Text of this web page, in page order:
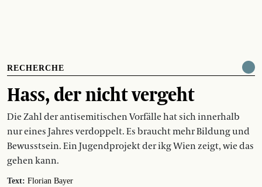
RECHERCHE
Hass, der nicht vergeht
Die Zahl der antisemitischen Vorfälle hat sich innerhalb
nur eines Jahres verdoppelt. Es braucht mehr Bildung und
Bewusstsein. Ein Jugendprojekt der ikg Wien zeigt, wie das
gehen kann.
Text: Florian Bayer